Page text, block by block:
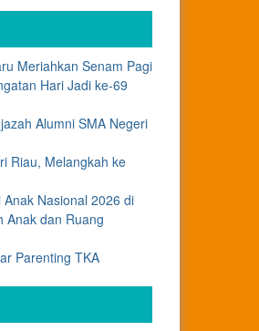
Meriahkan Senam Pagi
Hari Jadi ke-69
Alumni SMA Negeri
Riau, Melangkah ke
Nasional 2026 di
Anak dan Ruang
Parenting TKA